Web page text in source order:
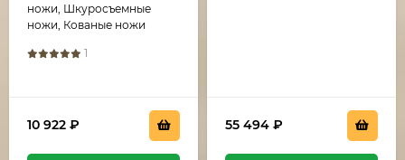
ножи, Шкуросъемные
ножи, Кованые ножи
1
10 922 ₽ 55 494 ₽